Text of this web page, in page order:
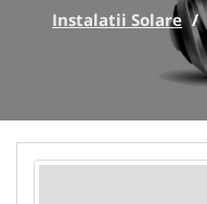
Instalatii Solare /